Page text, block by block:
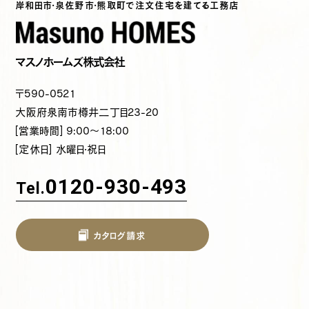
岸和田市・泉佐野市・熊取町で注文住宅を建てる工務店
マスノホームズ株式会社
〒590-0521
大阪府泉南市樽井二丁目23-20
[営業時間] 9:00～18:00
[定休日] 水曜日・祝日
Tel.0120-930-493
カタログ請求